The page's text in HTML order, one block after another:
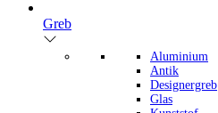
Greb
Aluminium
Antik
Designergreb
Glas